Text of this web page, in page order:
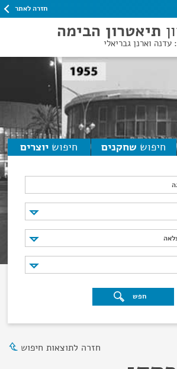
חזרה לאתר
תיאטרון הבימה
עדנה וארנן גבריאלי
חיפוש שחקנים חיפוש יוצרים
חפש
חזרה לתוצאות חיפוש